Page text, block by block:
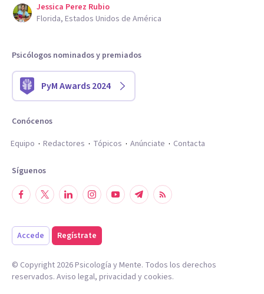
Jessica Perez Rubio
Florida, Estados Unidos de América
Psicólogos nominados y premiados
PyM Awards 2024
Conócenos
Equipo
Redactores Tópicos Anúnciate Contacta
Síguenos
Accede Regístrate
© Copyright 2026Psicología y Mente. Todos los derechos
reservados. Aviso legal, privacidad y cookies.